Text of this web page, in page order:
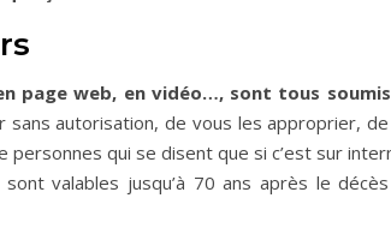
page web, en vidéo…, sont tous
autorisation, de vous les approprier,
qui se disent que si c’est sur
valables jusqu’à 70 ans après le